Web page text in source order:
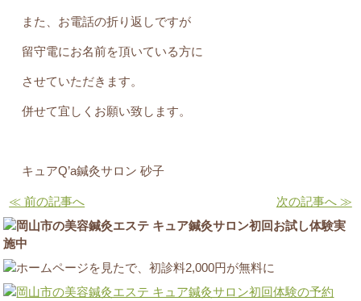
また、お電話の折り返しですが
留守電にお名前を頂いている方に
させていただきます。
併せて宜しくお願い致します。
キュアQ’a鍼灸サロン 砂子
≪ 前の記事へ 次の記事へ ≫